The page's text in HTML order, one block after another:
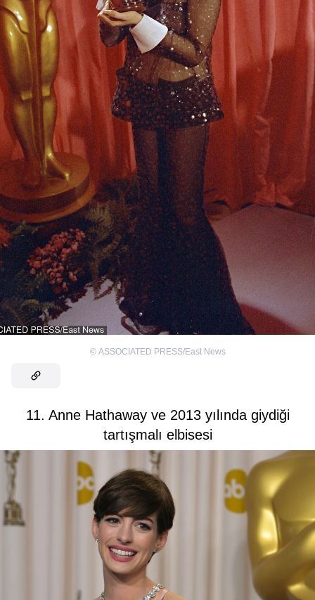
© ASSOCIATED PRESS/East News
11. Anne Hathaway ve 2013 yılında giydiği
tartışmalı elbisesi